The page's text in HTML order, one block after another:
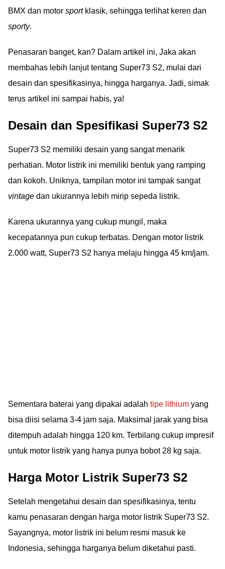
BMX dan motor sportklasik, sehingga terlihat keren dan
sporty.
Penasaran banget, kan? Dalam artikel ini, Jaka akan
membahas lebih lanjut tentang Super73 S2, mulai dari
desain dan spesifikasinya, hingga harganya. Jadi, simak
terus artikel ini sampai habis, ya!
Desain dan Spesifikasi Super73 S2
Super73 S2 memiliki desain yang sangat menarik
perhatian. Motor listrik ini memiliki bentuk yang ramping
dan kokoh. Uniknya, tampilan motor ini tampak sangat
vintage dan ukurannya lebih mirip sepeda listrik.
Karena ukurannya yang cukup mungil, maka
kecepatannya pun cukup terbatas. Dengan motor listrik
2.000 watt, Super73 S2 hanya melaju hingga 45 km/jam.
Sementara baterai yang dipakai adalah tipe lithium yang
bisa diisi selama 3-4 jam saja. Maksimal jarak yang bisa
ditempuh adalah hingga 120 km. Terbilang cukup impresif
untuk motor listrik yang hanya punya bobot 28 kg saja.
Harga Motor Listrik Super73 S2
Setelah mengetahui desain dan spesifikasinya, tentu
kamu penasaran dengan harga motor listrik Super73 S2.
Sayangnya, motor listrik ini belum resmi masuk ke
Indonesia, sehingga harganya belum diketahui pasti.